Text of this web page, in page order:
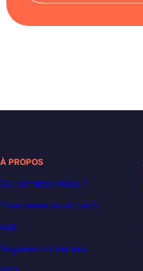
À PROPOS
Qui sommes-nous ?
Financements et tarifs
Avis
Règlement intérieur